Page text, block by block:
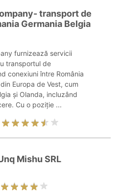
transport de
Germania Belgia
furnizează servicii
transportul de
conexiuni între România
Europa de Vest, cum
și Olanda, incluzând
Cu o poziție ...
Mishu SRL